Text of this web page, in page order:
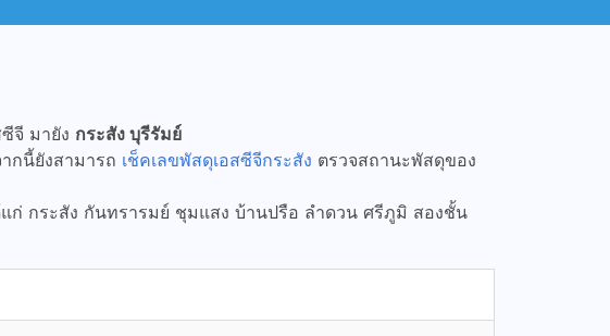
จี มายัง กระสัง บุรีรัมย์
กนี้ยังสามารถ เช็คเลขพัสดุเอสซีจีกระสัง ตรวจสถานะพัสดุของ
ก่ กระสัง กันทรารมย์ ชุมแสง บ้านปรือ ลำดวน ศรีภูมิ สองชั้น